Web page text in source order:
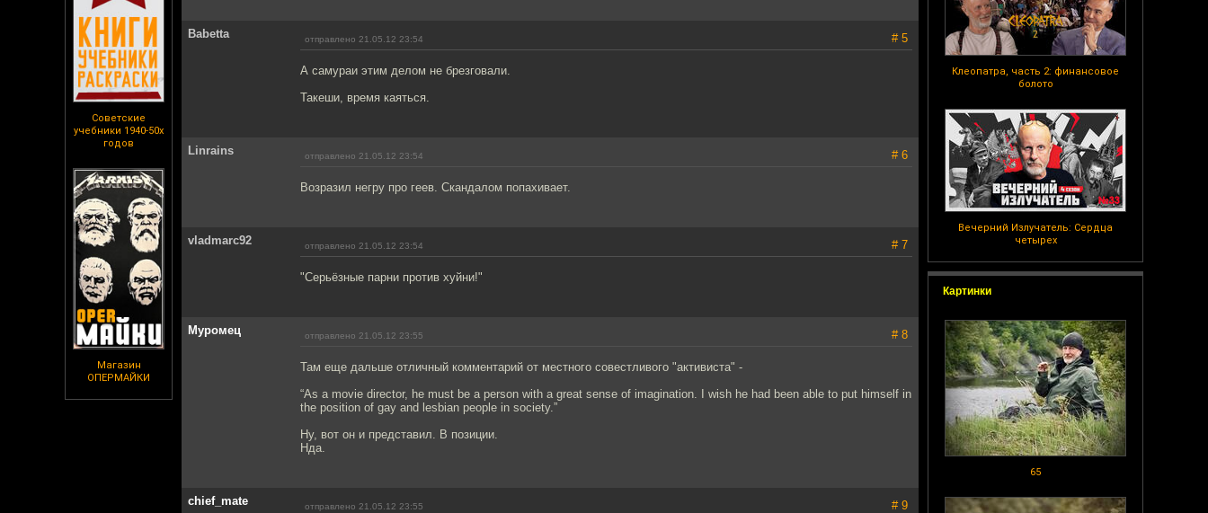
Советские
учебники 1940-50х
годов
Магазин
ОПЕРМАЙКИ
Клеопатра, часть 2: финансовое
болото
Вечерний Излучатель: Сердца
четырех
Картинки
65
Babetta отправлено 21.05.12 23:54 # 5
А самураи этим делом не брезговали.
Такеши, время каяться.
Linrains отправлено 21.05.12 23:54 # 6
Возразил негру про геев. Скандалом попахивает.
vladmarc92 отправлено 21.05.12 23:54 # 7
"Серьёзные парни против хуйни!"
Муромец отправлено 21.05.12 23:55 # 8
Там еще дальше отличный комментарий от местного совестливого "активиста" -
“As a movie director, he must be a person with a great sense of imagination. I wish he had been able to put himself in
the position of gay and lesbian people in society.”
Ну, вот он и представил. В позиции.
Нда.
chief_mate отправлено 21.05.12 23:55 # 9